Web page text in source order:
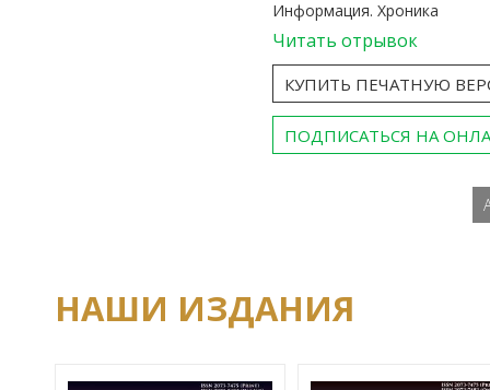
Информация. Хроника
Читать отрывок
КУПИТЬ ПЕЧАТНУЮ
ПОДПИСАТЬСЯ НА
НАШИ ИЗДАНИЯ